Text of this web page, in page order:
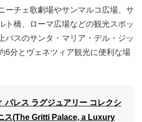
ーチェ歌劇場やサンマルコ広場、サ
ト橋、ローマ広場などの観光スポッ
バスのサンタ・マリア・デル・ジッ
6分とヴェネツィア観光に便利な場
パレス ラグジュアリー コレクシ
ス(The Gritti Palace, a Luxury